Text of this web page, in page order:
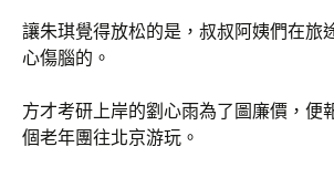
讓朱琪覺得放松的是，叔叔阿姨們在旅
心傷腦的。
方才考研上岸的劉心雨為了圖廉價，便
個老年團往北京游玩。